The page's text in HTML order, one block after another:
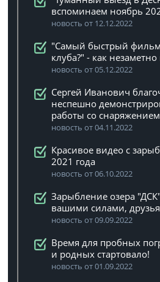
вспоминаем ноябрь
новость от 12.12.2022
"Самый быстрый
клуба?" - как
новость от 05.12.2022
Сергей Иванович
неспешно
работы со снаряжением
новость от 04.11.2022
Красивое видео с
2021 года
новость от 06.10.2022
Зарыбление озера
вашими силами,
новость от 09.09.2022
Время для пробных
и родных стартовало!
новость от 01.09.2022